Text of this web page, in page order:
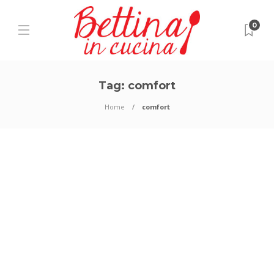
0
Tag: comfort
Home comfort